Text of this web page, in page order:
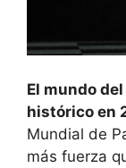
El mundo
histórico en
Mundial de
más fuerza